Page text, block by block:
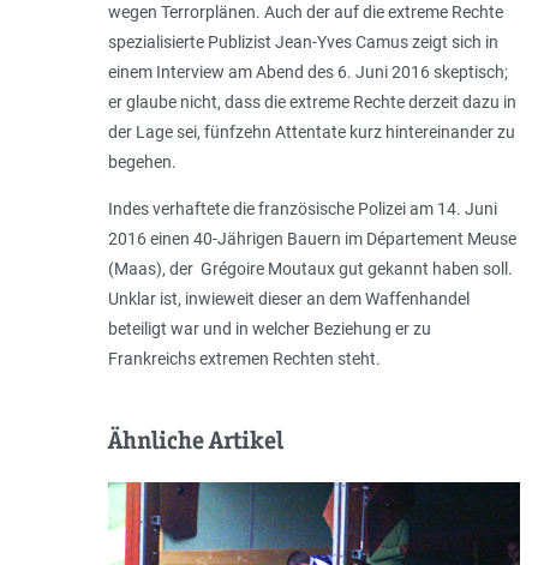
wegen Terrorplänen. Auch der auf die extreme Rechte
spezialisierte Publizist Jean-Yves Camus zeigt sich in
einem Interview am Abend des 6. Juni 2016 skeptisch;
er glaube nicht, dass die extreme Rechte derzeit dazu in
der Lage sei, fünfzehn Attentate kurz hintereinander zu
begehen.
Indes verhaftete die französische Polizei am 14. Juni
2016 einen 40-Jährigen Bauern im Département Meuse
(Maas), der Grégoire Moutaux gut gekannt haben soll.
Unklar ist, inwieweit dieser an dem Waffenhandel
beteiligt war und in welcher Beziehung er zu
Frankreichs extremen Rechten steht.
Ähnliche Artikel